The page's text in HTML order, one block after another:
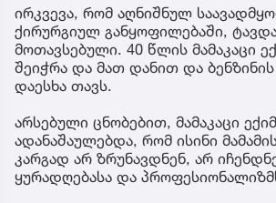
ირკვევა, რომ აღნიშნულ
ქირურგიულ განყოფილებაში,
მოთავსებული. 40 წლის მამაკაცი
შეიჭრა და მათ დანით და
დაესხა თავს.
არსებული ცნობებით, მამაკაცი
ადანაშაულებდა, რომ ისინი
კარგად არ ზრუნავდნენ, არ
ყურადღებასა და